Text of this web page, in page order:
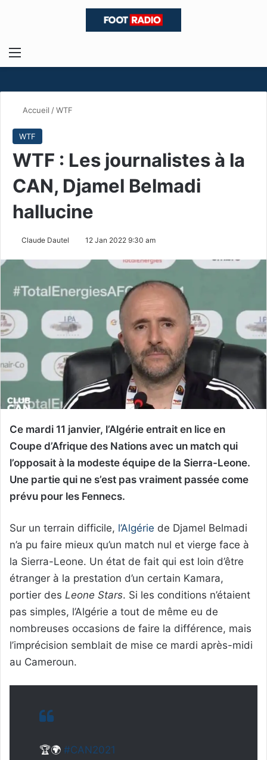
Menu
Accueil /WTF
WTF
WTF : Les journalistes à la
CAN, Djamel Belmadi
hallucine
Claude Dautel 12 Jan 2022 9:30 am
Ce mardi 11 janvier, l’Algérie entrait en lice en
Coupe d’Afrique des Nations avec un match qui
l’opposait à la modeste équipe de la Sierra-Leone.
Une partie qui ne s’est pas vraiment passée come
prévu pour les Fennecs.
Sur un terrain difficile, l’Algérie de Djamel Belmadi
n’a pu faire mieux qu’un match nul et vierge face à
la Sierra-Leone. Un état de fait qui est loin d’être
étranger à la prestation d’un certain Kamara,
portier des Leone Stars. Si les conditions n’étaient
pas simples, l’Algérie a tout de même eu de
nombreuses occasions de faire la différence, mais
l’imprécision semblait de mise ce mardi après-midi
au Cameroun.
🏆🌍 #CAN2021